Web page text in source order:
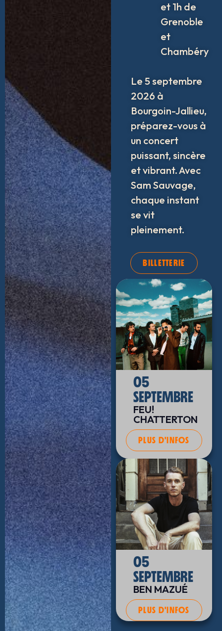
et 1h de
Grenoble
et
Chambéry
Le 5 septembre
2026 à
Bourgoin-Jallieu,
préparez-vous à
un concert
puissant, sincère
et vibrant. Avec
Sam Sauvage,
chaque instant
se vit
pleinement.
BILLETTERIE
05
SEPTEMBRE
FEU!
CHATTERTON
PLUS D'INFOS
05
SEPTEMBRE
BEN MAZUÉ
PLUS D'INFOS